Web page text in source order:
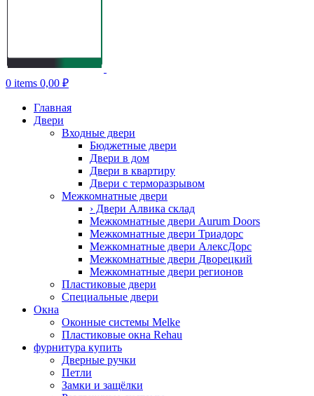
0 items 0,00 ₽
Главная
Двери
Входные двери
Бюджетные двери
Двери в дом
Двери в квартиру
Двери с терморазрывом
Межкомнатные двери
› Двери Алвика склад
Межкомнатные двери Aurum Doors
Межкомнатные двери Триадорс
Межкомнатные двери АлексДорс
Межкомнатные двери Дворецкий
Межкомнатные двери регионов
Пластиковые двери
Специальные двери
Окна
Оконные системы Melke
Пластиковые окна Rehau
фурнитура купить
Дверные ручки
Петли
Замки и защёлки